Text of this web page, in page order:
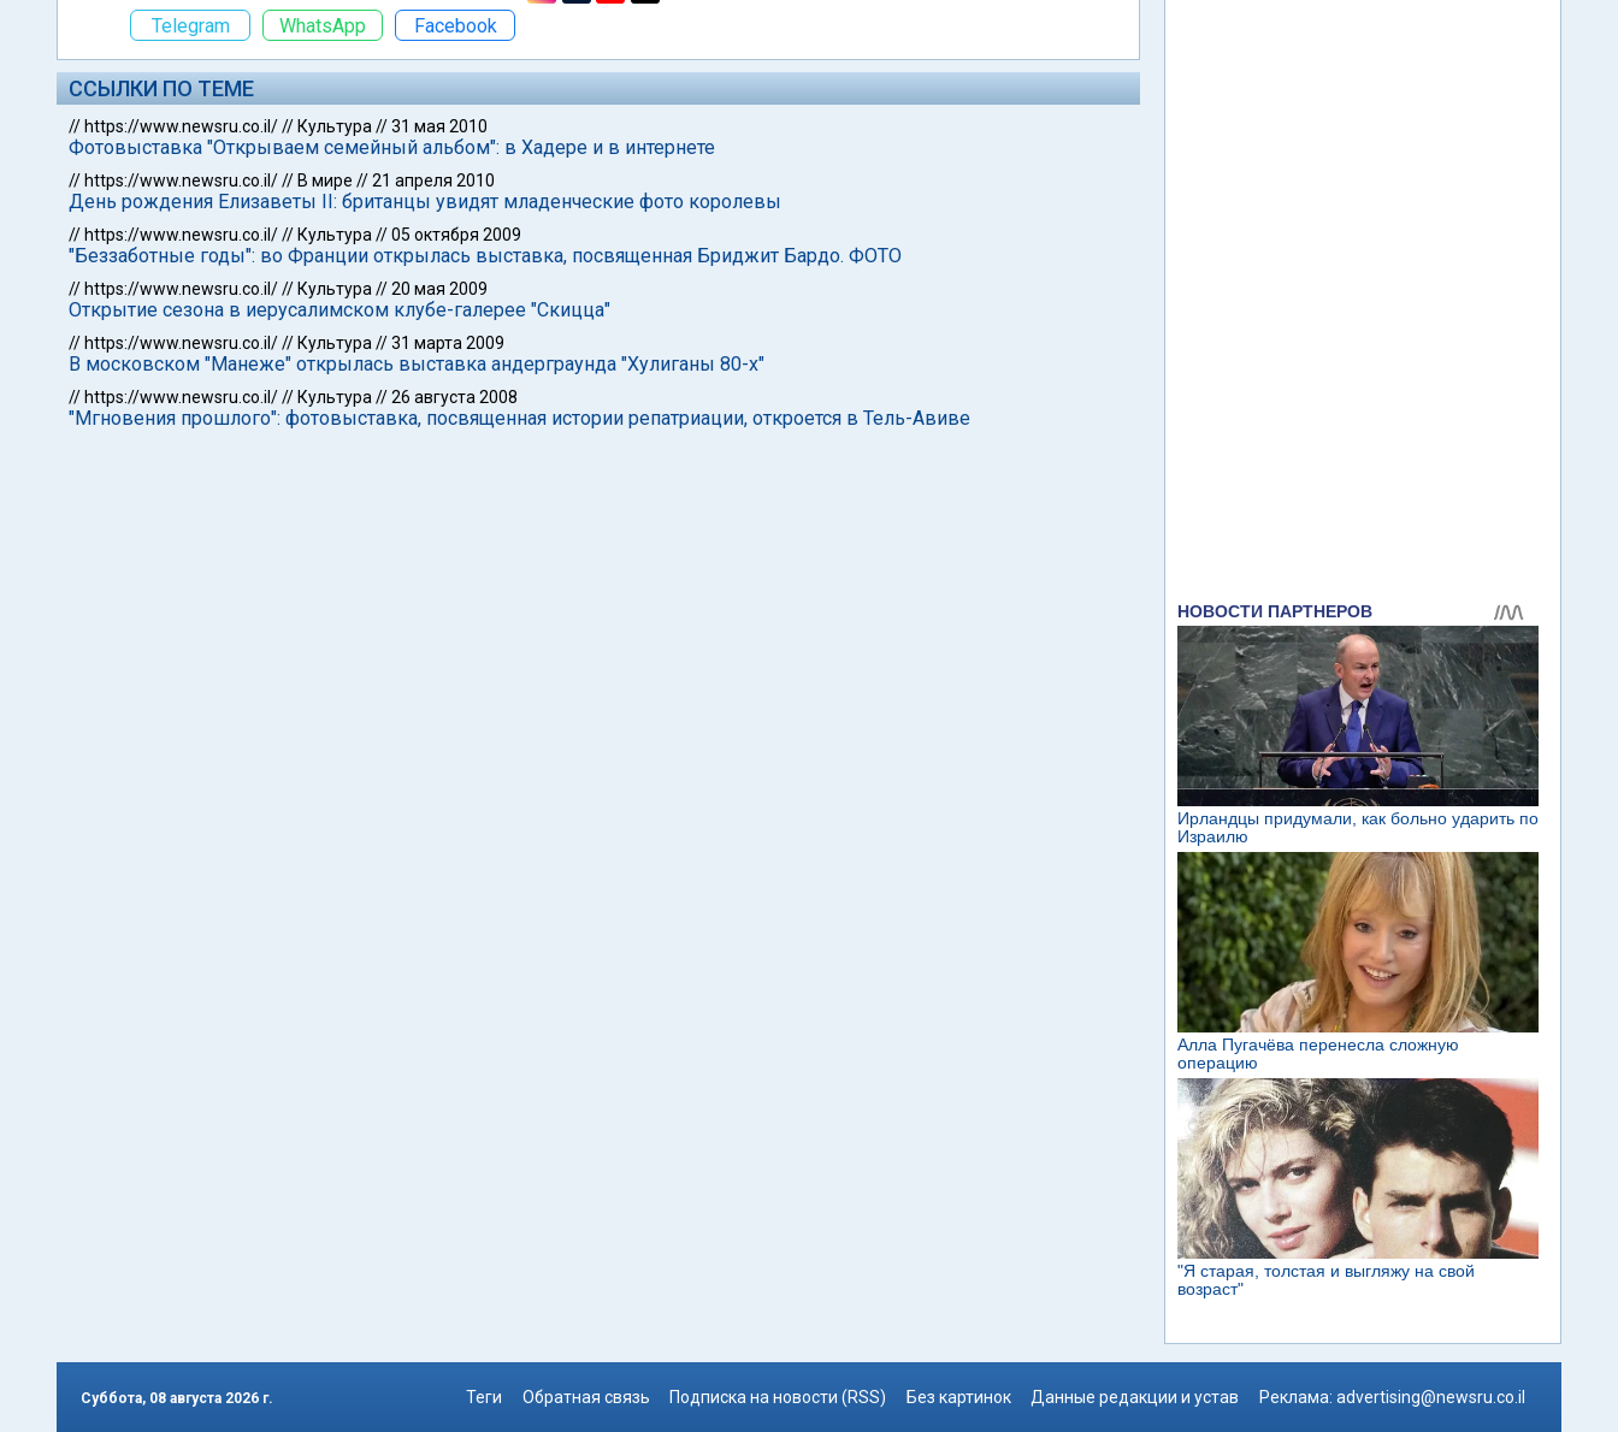
Telegram
WhatsApp Facebook
ССЫЛКИ ПО ТЕМЕ
// https://www.newsru.co.il/// Культура //31 мая 2010
Фотовыставка "Открываем семейный альбом": в Хадере и в интернете
// https://www.newsru.co.il/// В мире //21 апреля 2010
День рождения Елизаветы II: британцы увидят младенческие фото королевы
// https://www.newsru.co.il/// Культура //05 октября 2009
"Беззаботные годы": во Франции открылась выставка, посвященная Бриджит Бардо. ФОТО
// https://www.newsru.co.il/// Культура //20 мая 2009
Открытие сезона в иерусалимском клубе-галерее "Скицца"
// https://www.newsru.co.il/// Культура //31 марта 2009
В московском "Манеже" открылась выставка андерграунда "Хулиганы 80-х"
// https://www.newsru.co.il/// Культура //26 августа 2008
"Мгновения прошлого": фотовыставка, посвященная истории репатриации, откроется в Тель-Авиве
Суббота, 08 августа 2026 г. Теги Обратная связь Подписка на новости (RSS) Без картинок Данные редакции и устав Реклама: advertising@newsru.co.il